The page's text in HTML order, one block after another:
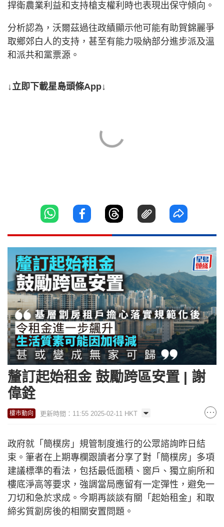
捍衛農業利益和支持槍支權利時也表現出保守傾向。
分析認為，沃爾茲過往政績顯示他可能有助賀錦麗爭
取鄉郊白人的支持，甚至有能力吸納部分進步派及溫
和派共和黨票源。
↓立即下載星島頭條App↓
釐訂起始租金 鼓勵跨區安置 | 謝
偉銓
樓市動向 更新時間：11:55 2025-02-11 HKT
政府就「簡樸房」規管制度進行的公眾諮詢昨日結
束。筆者在上期專欄跟讀者分享了對「簡樸房」多項
建議標準的看法，包括最低面積、窗戶、獨立廁所和
樓底淨高等要求，強調當局應留有一定彈性，避免一
刀切和急於求成。今期再談談有關「起始租金」和取
締劣質劏房後的相關安置問題。